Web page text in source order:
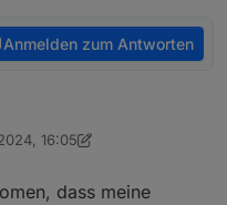
Anmelden zum Antworten
16:05
dass meine